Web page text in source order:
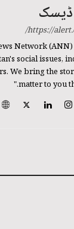
ڈیسک
https://
Network
social issues,
We bring the
matter to you